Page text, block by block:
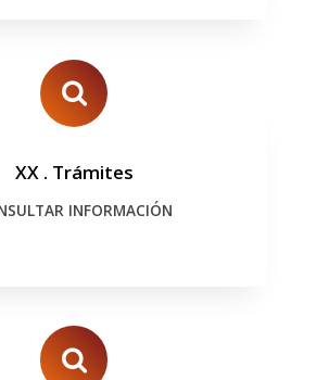
XX . Trámites
INFORMACIÓN